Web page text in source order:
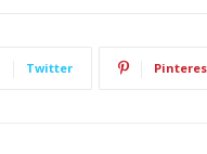
Twitter